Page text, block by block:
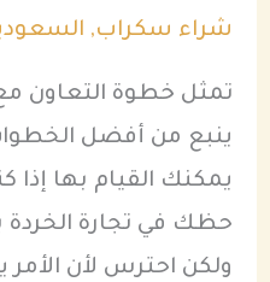
شراء سكراب,
تمثل خطوة التعاون
ينبع من أفضل
يمكنك القيام بها
حظك في تجارة الخردة
ولكن احترس لأن